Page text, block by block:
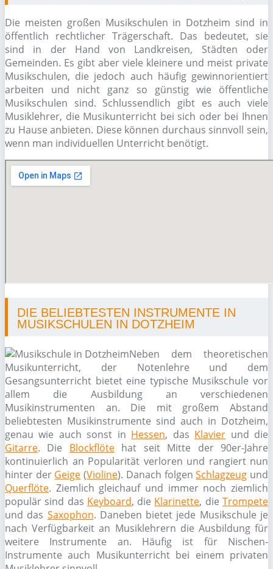
Die meisten großen Musikschulen in Dotzheim sind in
öffentlich rechtlicher Trägerschaft. Das bedeutet, sie
sind in der Hand von Landkreisen, Städten oder
Gemeinden. Es gibt aber viele kleinere und meist private
Musikschulen, die jedoch auch häufig gewinnorientiert
arbeiten und nicht ganz so günstig wie öffentliche
Musikschulen sind. Schlussendlich gibt es auch viele
Musiklehrer, die Musikunterricht bei sich oder bei Ihnen
zu Hause anbieten. Diese können durchaus sinnvoll sein,
wenn man individuellen Unterricht benötigt.
DIE BELIEBTESTEN INSTRUMENTE IN
MUSIKSCHULEN IN DOTZHEIM
Neben dem theoretischen
Musikunterricht, der Notenlehre und dem
Gesangsunterricht bietet eine typische Musikschule vor
allem die Ausbildung an verschiedenen
Musikinstrumenten an. Die mit großem Abstand
beliebtesten Musikinstrumente sind auch in Dotzheim,
genau wie auch sonst in Hessen, das Klavier und die
Gitarre. Die Blockflötehat seit Mitte der 90er-Jahre
kontinuierlich an Popularität verloren und rangiert nun
hinter der Geige (Violine). Danach folgenSchlagzeug und
Querflöte. Ziemlich gleichauf und immer noch ziemlich
populär sind das Keyboard, die Klarinette, dieTrompete
und das Saxophon. Daneben bietet jede Musikschule je
nach Verfügbarkeit an Musiklehrern die Ausbildung für
weitere Instrumente an. Häufig ist für Nischen-
Instrumente auch Musikunterricht bei einem privaten